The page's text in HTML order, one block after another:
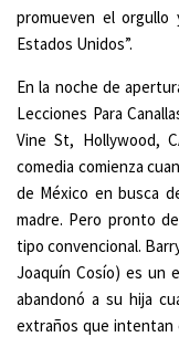
promueven el
Estados Unidos”.
En la noche de
Lecciones Para
Vine St, Hollywood,
comedia comienza
de México en busca
madre. Pero pronto
tipo convencional.
Joaquín Cosío) es un
abandonó a su hija
extraños que intentan